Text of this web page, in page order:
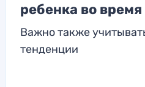
ребенка во
Важно также
тенденции